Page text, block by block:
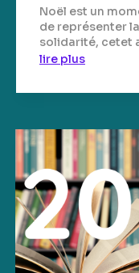
Noël est un
de représenter
solidarité, cetet
lire plus